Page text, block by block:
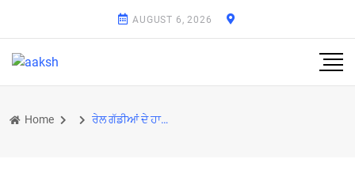
AUGUST 6, 2026
Home ਰੇਲ ਗੱਡੀਆਂ ਦੇ ਹਾਦਸੇ ਕਾਰਨ ਰੇਲਵੇ ਸਟੇਸ਼ਨ ’ਤੇ ਯਾਤਰੀ ਪ੍ਰੇਸ਼ਾਨ